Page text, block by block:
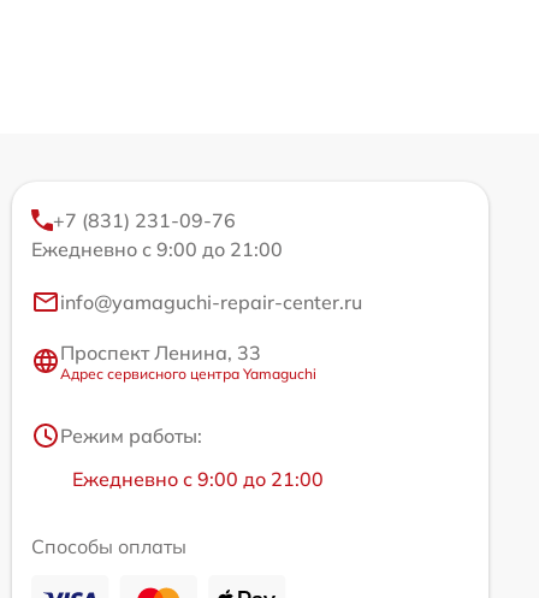
+7 (831) 231-09-76
Ежедневно с 9:00 до 21:00
info@yamaguchi-repair-center.ru
Проспект Ленина, 33
Адрес сервисного центра Yamaguchi
Режим работы:
Ежедневно с 9:00 до 21:00
Способы оплаты